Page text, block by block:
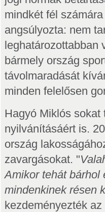
mindkét fél
angsúlyozta: nem
bármely ország
távolmaradását
minden felelősen
Hagyó Miklós sokat
nyilvánításáért is.
ország
zavargásokat. "
Amikor tehát bárhol
mindenkinek résen
kezdeményezték